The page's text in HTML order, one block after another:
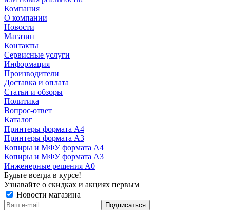
Компания
О компании
Новости
Магазин
Контакты
Сервисные услуги
Информация
Производители
Доставка и оплата
Статьи и обзоры
Политика
Вопрос-ответ
Каталог
Принтеры формата А4
Принтеры формата А3
Копиры и МФУ формата А4
Копиры и МФУ формата А3
Инженерные решения А0
Будьте всегда в курсе!
Узнавайте о скидках и акциях первым
Новости магазина